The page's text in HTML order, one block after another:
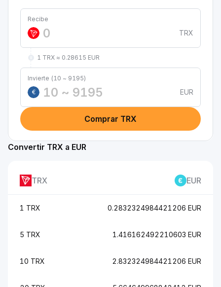
Recibe
TRX
1 TRX ≈ 0.28615 EUR
Invierte (10 ~ 9195)
€
EUR
Comprar TRX
Convertir TRX a EUR
TRX EUR
1 TRX 0.2832324984421206 EUR
5 TRX 1.416162492210603 EUR
10 TRX 2.832324984421206 EUR